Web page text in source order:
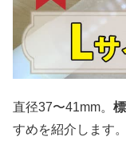
直径37〜41mm。
すめを紹介します。